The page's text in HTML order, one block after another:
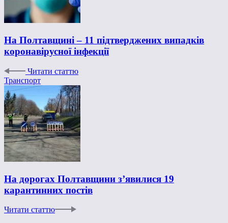
На Полтавщині – 11 підтверджених випадків
коронавірусної інфекції
Читати статтю
Транспорт
На дорогах Полтавщини з’явилися 19
карантинних постів
Читати статтю